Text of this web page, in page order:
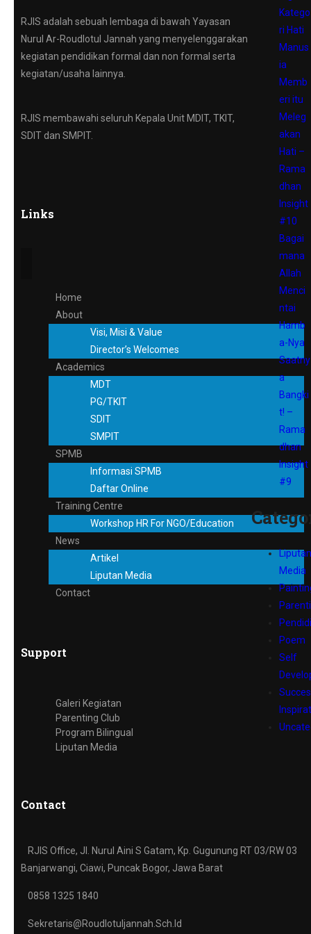
Katego
ri Hati
Manus
ia
Memb
eri itu
Meleg
akan
Hati –
Rama
dhan
Insight
#10
Bagai
mana
Allah
Menci
ntai
Hamb
a-Nya
Saatny
a
Bangki
t! –
Rama
dhan
Insight
#9
Media
Poem
Self
RJIS adalah sebuah lembaga di bawah Yayasan
Nurul Ar-Roudlotul Jannah yang menyelenggarakan
kegiatan pendidikan formal dan non formal serta
kegiatan/usaha lainnya.
RJIS membawahi seluruh Kepala Unit MDIT, TKIT,
SDIT dan SMPIT.
Links
Home
About
Visi, Misi & Value
Director’s Welcomes
Academics
MDT
PG/TKIT
SDIT
SMPIT
SPMB
Informasi SPMB
Daftar Online
Training Centre
Workshop HR For NGO/Education
News
Artikel
Liputan Media
Contact
Support
Galeri Kegiatan
Parenting Club
Program Bilingual
Liputan Media
Contact
RJIS Office, Jl. Nurul Aini S Gatam, Kp. Gugunung RT 03/RW 03
Banjarwangi, Ciawi, Puncak Bogor, Jawa Barat
0858 1325 1840
Sekretaris@roudlotuljannah.sch.id